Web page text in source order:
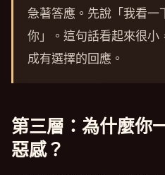
急著答應。先說「我看一
你」。這句話看起來很小
成有選擇的回應。
第三層：為什麼你
惡感？